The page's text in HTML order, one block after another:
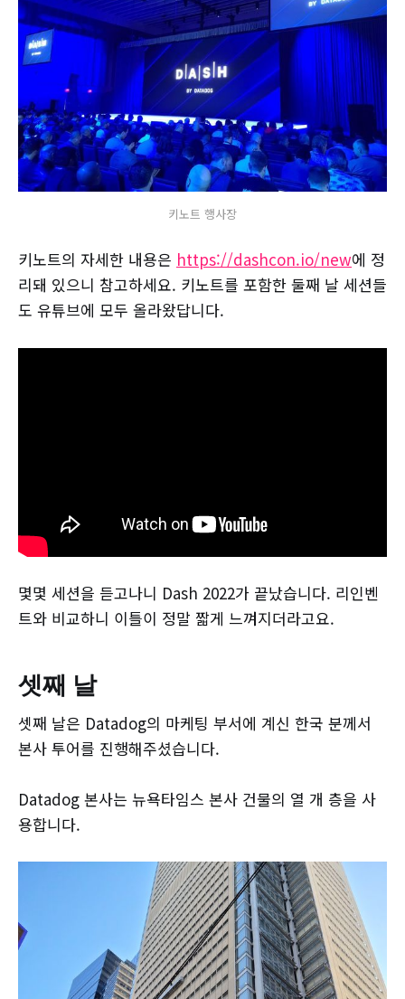
키노트 행사장
키노트의 자세한 내용은 https://dashcon.io/new에 정
리돼 있으니 참고하세요. 키노트를 포함한 둘째 날 세션들
도 유튜브에 모두 올라왔답니다.
몇몇 세션을 듣고나니 Dash 2022가 끝났습니다. 리인벤
트와 비교하니 이틀이 정말 짧게 느껴지더라고요.
셋째 날
셋째 날은 Datadog의 마케팅 부서에 계신 한국 분께서
본사 투어를 진행해주셨습니다.
Datadog 본사는 뉴욕타임스 본사 건물의 열 개 층을 사
용합니다.